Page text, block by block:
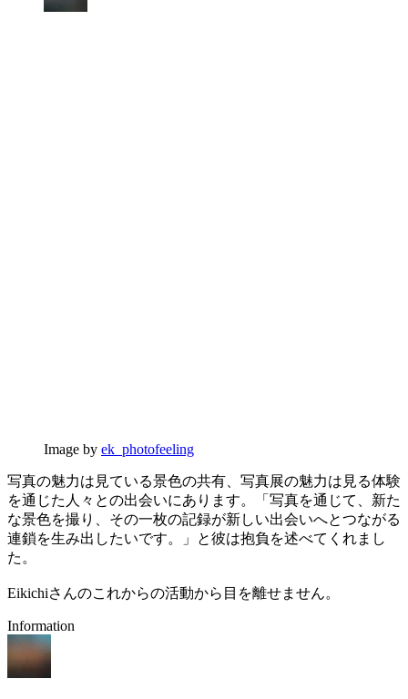
Image by ek_photofeeling
写真の魅力は見ている景色の共有、写真展の魅力は見る体験
を通じた人々との出会いにあります。「写真を通じて、新た
な景色を撮り、その一枚の記録が新しい出会いへとつながる
連鎖を生み出したいです。」と彼は抱負を述べてくれまし
た。
Eikichiさんのこれからの活動から目を離せません。
Information